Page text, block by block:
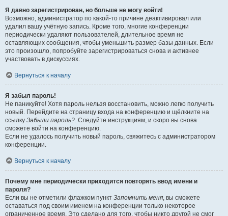
Я давно зарегистрирован, но больше не могу войти!
Возможно, администратор по какой-то причине деактивировал или
удалил вашу учётную запись. Кроме того, многие конференции
периодически удаляют пользователей, длительное время не
оставляющих сообщения, чтобы уменьшить размер базы данных. Если
это произошло, попробуйте зарегистрироваться снова и активнее
участвовать в дискуссиях.
Вернуться к началу
Я забыл пароль!
Не паникуйте! Хотя пароль нельзя восстановить, можно легко получить
новый. Перейдите на страницу входа на конференцию и щёлкните на
ссылку Забыли пароль?. Следуйте инструкциям, и скоро вы снова
сможете войти на конференцию.
Если не удалось получить новый пароль, свяжитесь с администратором
конференции.
Вернуться к началу
Почему мне периодически приходится повторять ввод имени и
пароля?
Если вы не отметили флажком пункт Запомнить меня, вы сможете
оставаться под своим именем на конференции только некоторое
ограниченное время. Это сделано для того, чтобы никто другой не смог